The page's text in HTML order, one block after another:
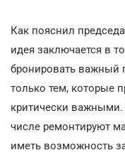
Как пояснил
идея заключается в
бронировать важный
только тем, которые
критически
числе ремонтируют
иметь возможность